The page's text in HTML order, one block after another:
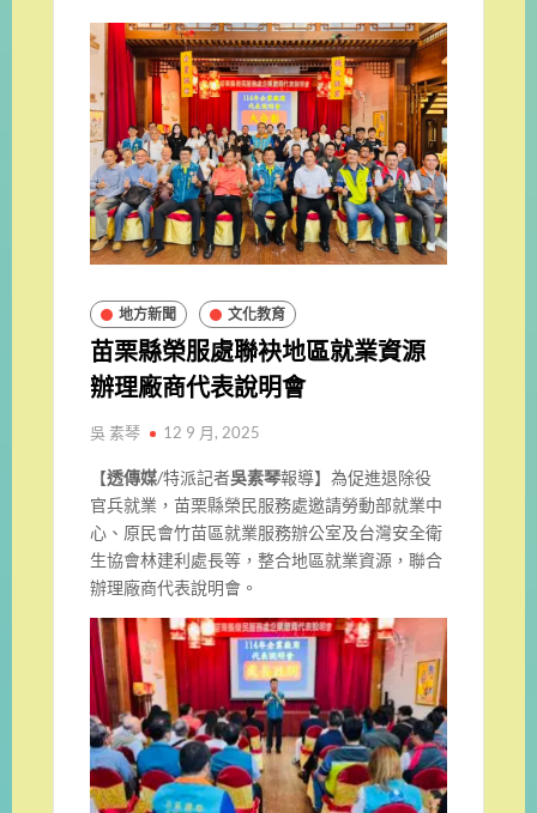
單
地方新聞 文化教育
苗栗縣榮服處聯袂地區就業資源
辦理廠商代表說明會
吳 素琴 12 9 月, 2025
【透傳媒/特派記者吳素琴報導】 為促進退除役
官兵就業，苗栗縣榮民服務處邀請勞動部就業中
心、原民會竹苗區就業服務辦公室及台灣安全衛
生協會林建利處長等，整合地區就業資源，聯合
辦理廠商代表說明會。